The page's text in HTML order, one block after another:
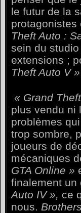
le futur de la
Theft Auto :
sein du
extensions ;
Theft Auto V »
« Grand
plus vendu ni
problèmes
trop sombre,
joueurs de
mécaniques
GTA Online »
finalement
Auto IV », ce
nous.